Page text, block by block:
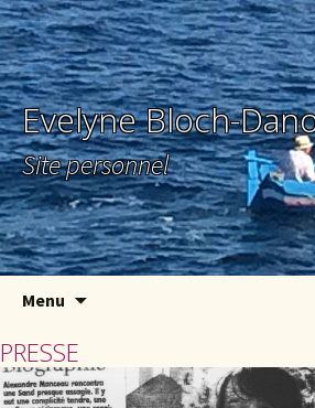
Evelyne Bloch-
Site personnel
Menu
PRESSE